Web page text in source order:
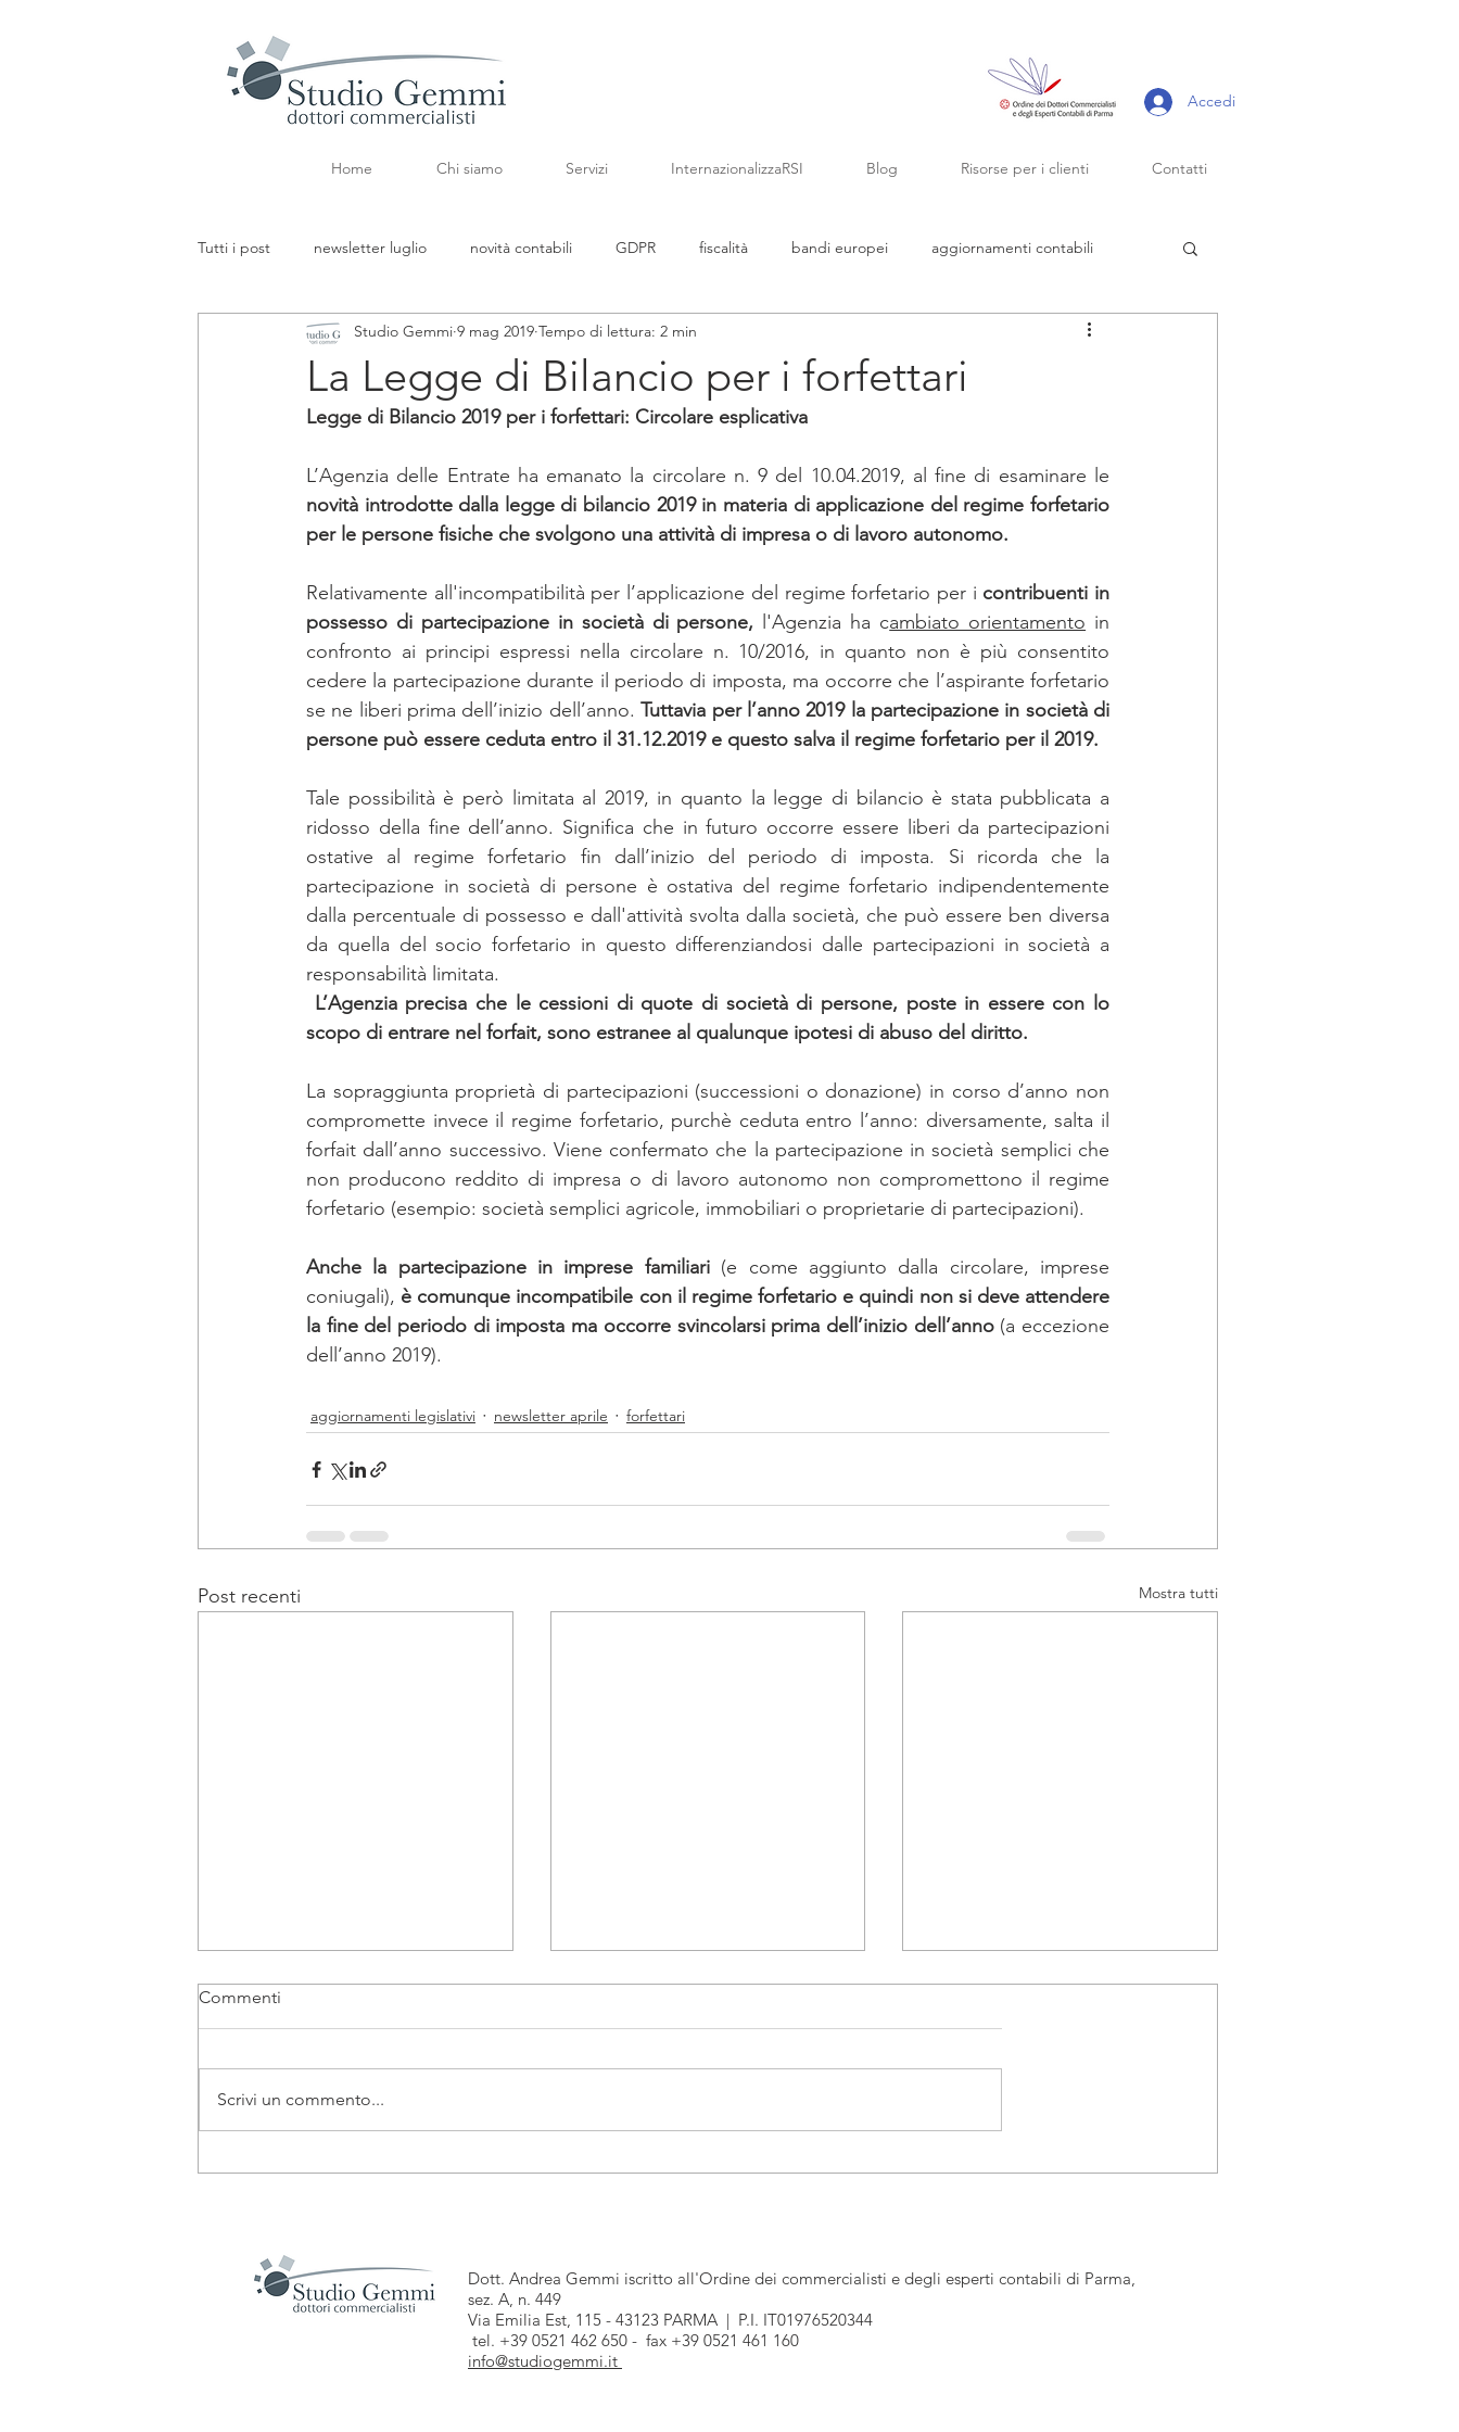
Accedi
Home Chi siamo Servizi InternazionalizzaRSI Blog Risorse per i clienti Contatti
Tutti i post newsletter luglio novità contabili GDPR fiscalità bandi europei aggiornamenti contabili
aggiornamenti tributari aggiornamenti legislativi Fattura Elettronica scadenze fiscali
newsletter marzo fk PMI newsletter aprile codice crisi di impresa
DICHIARAZIONE DEI REDDITI neswletter di maggio newsletter giugno DECRETO CRESCITA 2019
newsletter ottobre bandi Emilia Romagna Covid newsletter agosto newsletter settembre
La Legge di Bilancio per i forfettari
Studio Gemmi 9 mag 2019 Tempo di lettura: 2 min
Legge di Bilancio 2019 per i forfettari: Circolare esplicativa
novità introdotte dalla legge di bilancio 2019 in materia di applicazione del regime forfetario
per le persone fisiche che svolgono una attività di impresa o di lavoro autonomo.
Relativamente all'incompatibilità per l’applicazione del regime forfetario per i contribuenti in
possesso di partecipazione in società di persone, l'Agenzia ha cambiato orientamento in
confronto ai principi espressi nella circolare n. 10/2016, in quanto non è più consentito
cedere la partecipazione durante il periodo di imposta, ma occorre che l’aspirante forfetario
se ne liberi prima dell’inizio dell’anno. Tuttavia per l’anno 2019 la partecipazione in società di
persone può essere ceduta entro il 31.12.2019 e questo salva il regime forfetario per il 2019.
Tale possibilità è però limitata al 2019, in quanto la legge di bilancio è stata pubblicata a
ridosso della fine dell’anno. Significa che in futuro occorre essere liberi da partecipazioni
ostative al regime forfetario fin dall’inizio del periodo di imposta. Si ricorda che la
partecipazione in società di persone è ostativa del regime forfetario indipendentemente
dalla percentuale di possesso e dall'attività svolta dalla società, che può essere ben diversa
da quella del socio forfetario in questo differenziandosi dalle partecipazioni in società a
responsabilità limitata.
scopo di entrare nel forfait, sono estranee al qualunque ipotesi di abuso del diritto.
La sopraggiunta proprietà di partecipazioni (successioni o donazione) in corso d’anno non
compromette invece il regime forfetario, purchè ceduta entro l’anno: diversamente, salta il
forfait dall’anno successivo. Viene confermato che la partecipazione in società semplici che
non producono reddito di impresa o di lavoro autonomo non compromettono il regime
forfetario (esempio: società semplici agricole, immobiliari o proprietarie di partecipazioni).
Anche la partecipazione in imprese familiari (e come aggiunto dalla circolare, imprese
coniugali), è comunque incompatibile con il regime forfetario e quindi non si deve attendere
la fine del periodo di imposta ma occorre svincolarsi prima dell’inizio dell’anno (a eccezione
dell’anno 2019).
aggiornamenti legislativi newsletter aprile forfettari
Post recenti Mostra tutti
Commenti
Scrivi un commento...
Dott. Andrea Gemmi iscritto all'Ordine dei commercialisti e degli esperti contabili di Parma,
sez. A, n. 449
Via Emilia Est, 115 - 43123 PARMA | P.I. IT01976520344
tel. +39 0521 462 650 - fax +39 0521 461 160
info@studiogemmi.it